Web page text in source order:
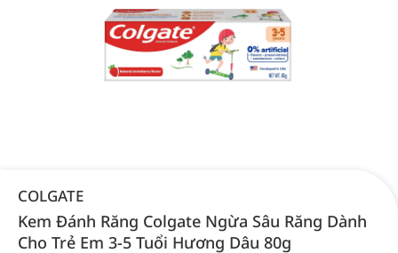
COLGATE
Kem Đánh Răng Colgate Ngừa Sâu Răng Dành
Cho Trẻ Em 3-5 Tuổi Hương Dâu 80g